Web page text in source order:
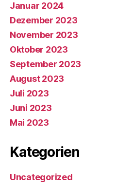
Januar 2024
Dezember 2023
November 2023
Oktober 2023
September 2023
August 2023
Juli 2023
Juni 2023
Mai 2023
Kategorien
Uncategorized